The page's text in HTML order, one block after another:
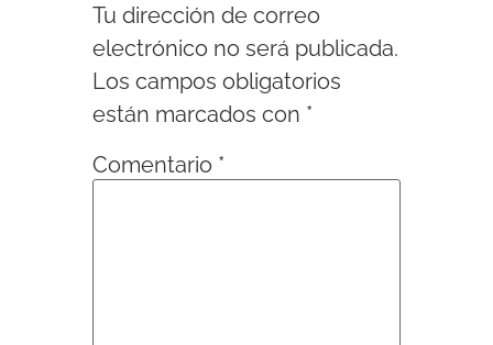
Tu dirección de correo
electrónico no será publicada.
Los campos obligatorios
están marcados con *
Comentario *